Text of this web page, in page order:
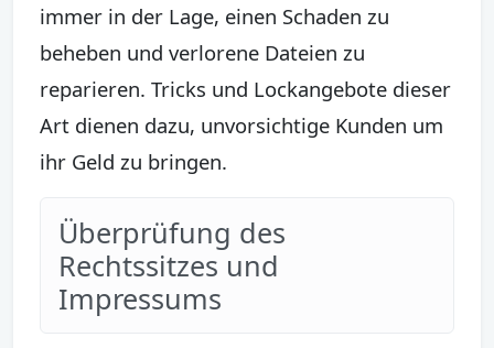
immer in der Lage, einen Schaden zu
beheben und verlorene Dateien zu
reparieren. Tricks und Lockangebote dieser
Art dienen dazu, unvorsichtige Kunden um
ihr Geld zu bringen.
Überprüfung des
Rechtssitzes und
Impressums